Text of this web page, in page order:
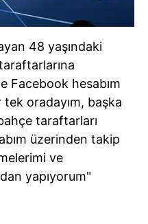
48 yaşındaki
Facebook hesabım
oradayım, başka
taraftarları
üzerinden takip
ve
yapıyorum"